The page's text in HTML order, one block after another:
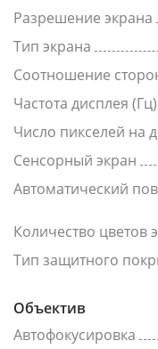
Разрешение экрана
Тип экрана
Соотношение
Частота дисплея (Гц)
Число пикселей на
Сенсорный экран
Автоматический
Количество цветов
Тип защитного
Объектив
Автофокусировка